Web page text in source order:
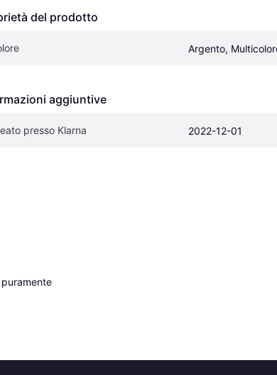
del prodotto
Argento,
aggiuntive
presso Klarna 2022-12-01